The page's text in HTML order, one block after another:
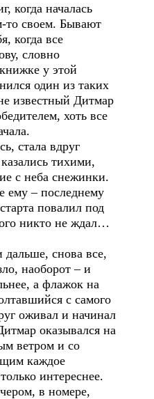
когда началась
то своем. Бывают
когда все
словно
у этой
один из таких
известный Дитмар
хоть все
стала вдруг
тихими,
с неба снежинки.
ему – последнему
повалил под
никто не ждал…
дальше, снова все,
наоборот – и
а флажок на
с самого
оживал и начинал
оказывался на
ветром и со
каждое
интереснее.
в номере,